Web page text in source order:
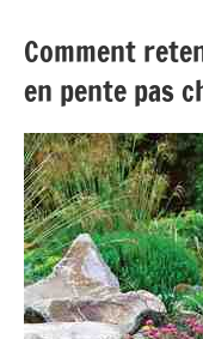
Comment
en pente pas